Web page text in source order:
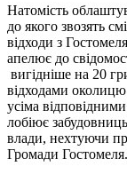
Натомість
до якого звозять
відходи з
апелює до
вигідніше на 20
відходами
усіма
лобіює
влади, нехтуючи
Громади Гостомеля.